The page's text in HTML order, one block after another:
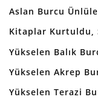
Aslan Burcu
Kitaplar Kurtuldu,
Yükselen Balık
Yükselen Akrep
Yükselen Terazi